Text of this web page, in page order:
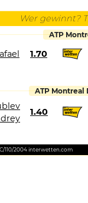
Wer gewinnt?
ATP
1.70
ATP Montreal
1.40
110/2004 interwetten.com